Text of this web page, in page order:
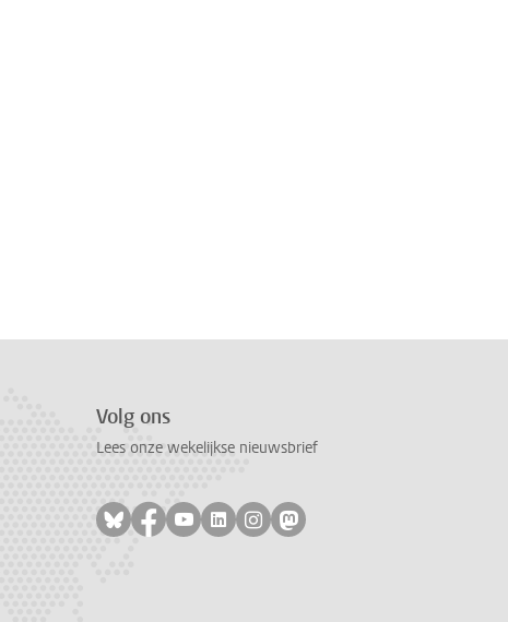
Volg ons
Lees onze wekelijkse nieuwsbrief
Volg ons op bluesky
Volg ons op facebook
Volg ons op youtube
Volg ons op linkedin
Volg ons op instagram
Volg ons op mastodon